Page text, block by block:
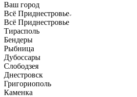
Ваш город
Всё Приднестровье
Всё Приднестровье
Тирасполь
Бендеры
Рыбница
Дубоссары
Слободзея
Днестровск
Григориополь
Каменка